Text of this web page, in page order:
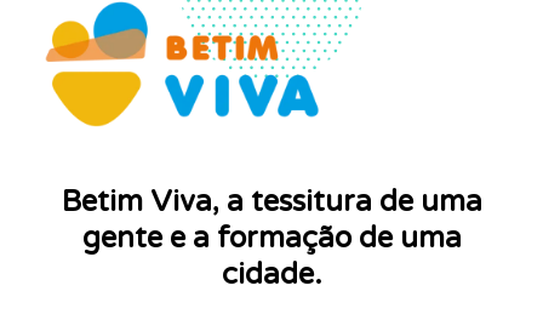
Betim Viva, a tessitura de uma
gente e a formação de uma
cidade.